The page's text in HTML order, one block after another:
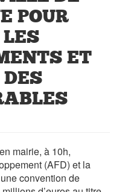
POUR
ET
mairie, à 10h,
(AFD) et la
convention de